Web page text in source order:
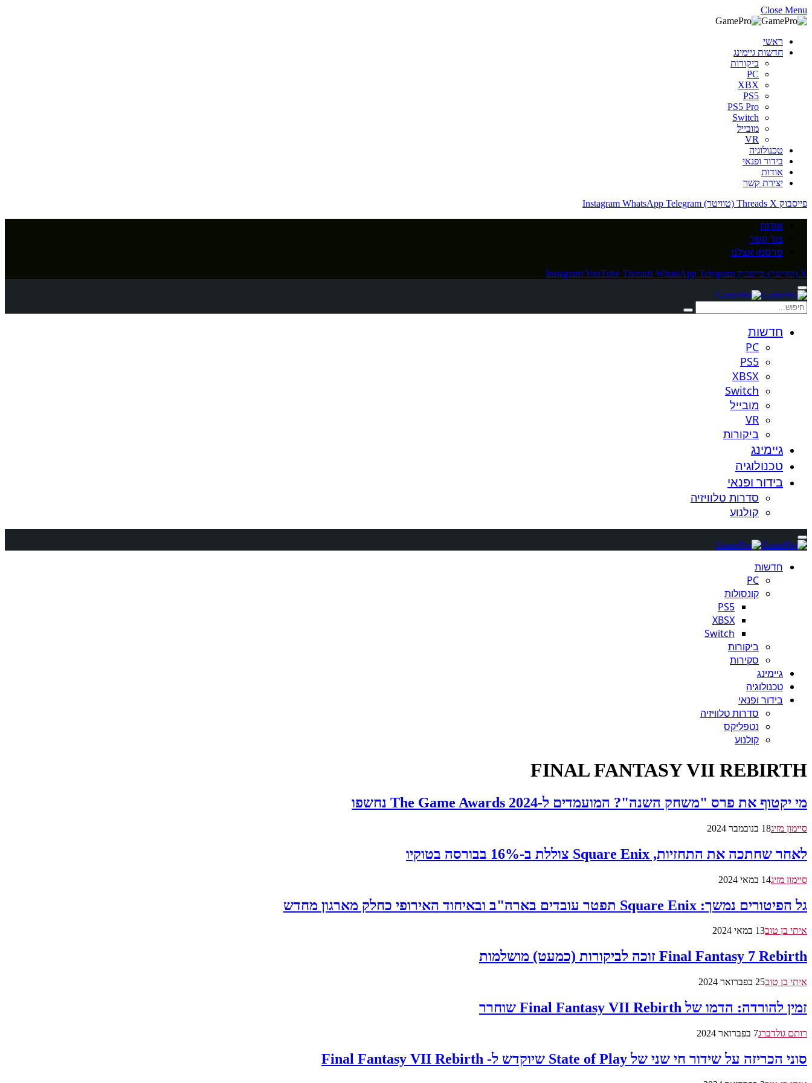
Close Menu
ראשי
חדשות גיימינג
ביקורות
PC
XBX
PS5
PS5 Pro
Switch
מובייל
VR
טכנולוגיה
בידור ופנאי
אודות
יצירת קשר
פייסבוק
Threads X (טוויטר) Instagram WhatsApp Telegram
אודות
צור קשר
פרסמו אצלנו
X (טוויטר) פייסבוק InstagramYouTube Threads WhatsApp Telegram
חדשות
PC
PS5
XBSX
Switch
מובייל
VR
ביקורות
גיימינג
טכנולוגיה
בידור ופנאי
סדרות טלוויזיה
קולנוע
חדשות
PC
קונסולות
PS5
XBSX
Switch
ביקורות
סקירות
גיימינג
טכנולוגיה
בידור ופנאי
סדרות טלוויזיה
נטפליקס
קולנוע
FINAL FANTASY VII REBIRTH
מי יקטוף את פרס "משחק השנה"? המועמדים ל-The Game Awards 2024 נחשפו
סיימון מזיג18 בנובמבר 2024
לאחר שחתכה את התחזיות, Square Enix צוללת ב-16% בבורסה בטוקיו
סיימון מזיג14 במאי 2024
גל הפיטורים נמשך: Square Enix תפטר עובדים בארה"ב ובאיחוד האירופי כחלק מארגון מחדש
איתי בן טוב13 במאי 2024
Final Fantasy 7 Rebirth זוכה לביקורות (כמעט) מושלמות
איתי בן טוב25 בפברואר 2024
זמין להורדה: הדמו של Final Fantasy VII Rebirth שוחרר
רותם גולדברג7 בפברואר 2024
סוני הכריזה על שידור חי שני של State of Play שיוקדש ל- Final Fantasy VII Rebirth